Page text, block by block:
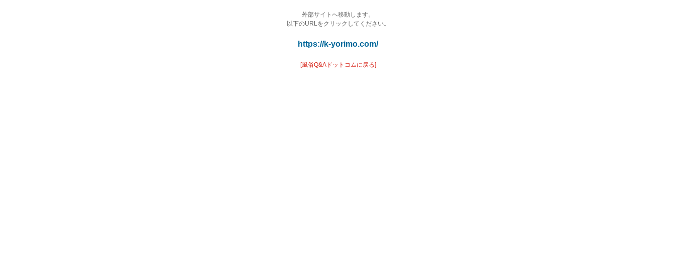
外部サイトへ移動します。
以下のURLをクリックしてください。
https://k-yorimo.com/
[風俗Q&Aドットコムに戻る]